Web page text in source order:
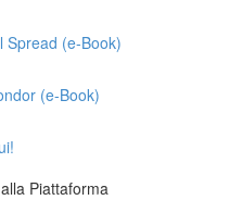
Spread (e-Book)
(e-Book)
Piattaforma